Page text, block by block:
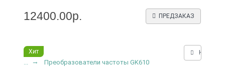
12400.00р. ПРЕДЗАКАЗ
Хит Нашли
Преобразователи частоты GK610